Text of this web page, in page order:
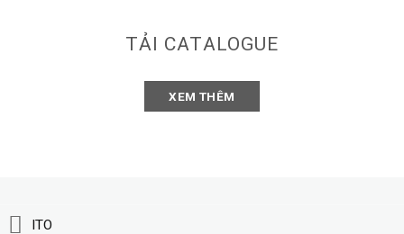
TẢI CATALOGUE
XEM THÊM
ITO